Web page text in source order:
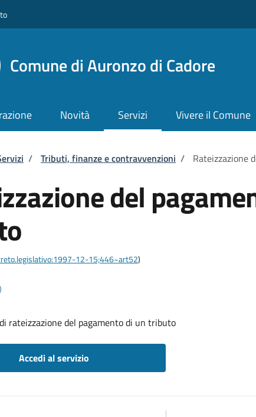
Comune di Auronzo di Cadore
Novità Servizi Vivere il Comune
di pane
/ Tributi, finanze e contravvenzioni / Rateizzazione
del
12-15;446~art52)
rateizzazione del pagamento di un tributo
Accedi al servizio